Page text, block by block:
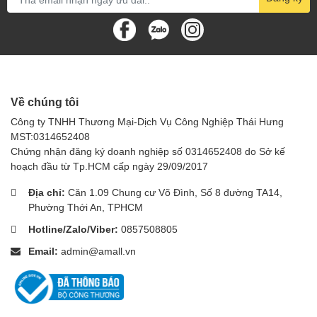
Về chúng tôi
Công ty TNHH Thương Mại-Dịch Vụ Công Nghiệp Thái Hưng
MST:0314652408
Chứng nhận đăng ký doanh nghiệp số 0314652408 do Sở kế
hoạch đầu từ Tp.HCM cấp ngày 29/09/2017
Địa chỉ: Căn 1.09 Chung cư Võ Đình, Số 8 đường TA14,
Phường Thới An, TPHCM
Hotline/Zalo/Viber: 0857508805
Email: admin@amall.vn